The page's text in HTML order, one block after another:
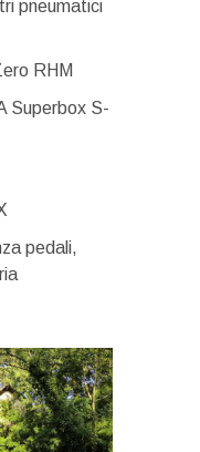
pneumatici
RHM
Superbox S-
pedali,